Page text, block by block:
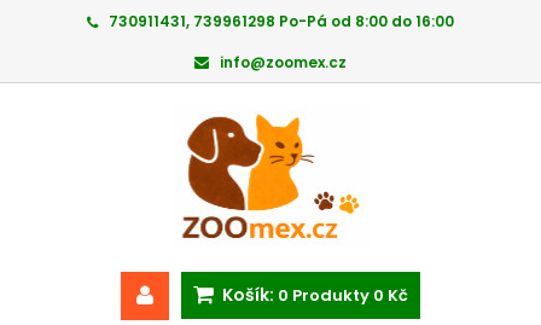
730911431, 739961298 Po-Pá od 8:00 do 16:00
info@zoomex.cz
Košík: 0 Produkty 0 Kč